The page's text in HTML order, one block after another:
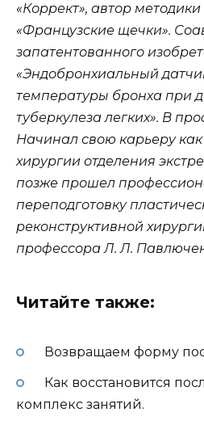
«Коррект», автор
«Французские щечки».
запатентованного
«Эндобронхиальный
температуры бронха при
туберкулеза легких». В
Начинал свою карьеру
хирургии отделения
позже прошел
переподготовку
реконструктивной
профессора Л. Л.
Читайте также:
Возвращаем форму
Как восстановится
комплекс занятий.